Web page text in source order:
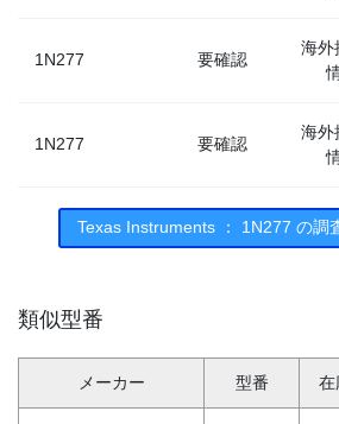
1N277 要確認
海外
1N277 要確認
海外
1N277 要確認
海外
Texas Instruments ： 1N277 の調
類似型番
メーカー 型番 在